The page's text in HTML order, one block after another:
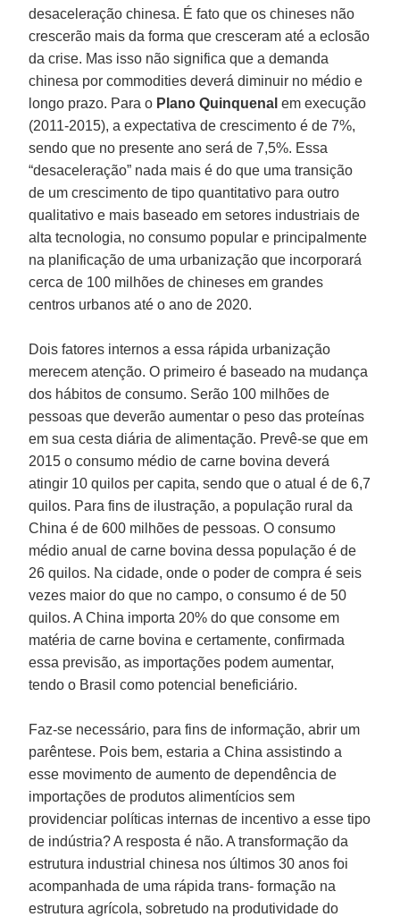
desaceleração chinesa. É fato que os chineses não
crescerão mais da forma que cresceram até a eclosão
da crise. Mas isso não significa que a demanda
chinesa por commodities deverá diminuir no médio e
longo prazo. Para o Plano Quinquenal em execução
(2011-2015), a expectativa de crescimento é de 7%,
sendo que no presente ano será de 7,5%. Essa
“desaceleração” nada mais é do que uma transição
de um crescimento de tipo quantitativo para outro
qualitativo e mais baseado em setores industriais de
alta tecnologia, no consumo popular e principalmente
na planificação de uma urbanização que incorporará
cerca de 100 milhões de chineses em grandes
centros urbanos até o ano de 2020.
Dois fatores internos a essa rápida urbanização
merecem atenção. O primeiro é baseado na mudança
dos hábitos de consumo. Serão 100 milhões de
pessoas que deverão aumentar o peso das proteínas
em sua cesta diária de alimentação. Prevê-se que em
2015 o consumo médio de carne bovina deverá
atingir 10 quilos per capita, sendo que o atual é de 6,7
quilos. Para fins de ilustração, a população rural da
China é de 600 milhões de pessoas. O consumo
médio anual de carne bovina dessa população é de
26 quilos. Na cidade, onde o poder de compra é seis
vezes maior do que no campo, o consumo é de 50
quilos. A China importa 20% do que consome em
matéria de carne bovina e certamente, confirmada
essa previsão, as importações podem aumentar,
tendo o Brasil como potencial beneficiário.
Faz-se necessário, para fins de informação, abrir um
parêntese. Pois bem, estaria a China assistindo a
esse movimento de aumento de dependência de
importações de produtos alimentícios sem
providenciar políticas internas de incentivo a esse tipo
de indústria? A resposta é não. A transformação da
estrutura industrial chinesa nos últimos 30 anos foi
acompanhada de uma rápida trans- formação na
estrutura agrícola, sobretudo na produtividade do